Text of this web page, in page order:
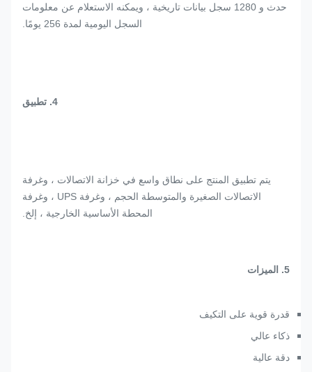
حدث و 1280 سجل بيانات تاريخية ، ويمكنه الاستعلام عن معلومات
السجل اليومية لمدة 256 يومًا.
4. تطبيق
يتم تطبيق المنتج على نطاق واسع في خزانة الاتصالات ، وغرفة
الاتصالات الصغيرة والمتوسطة الحجم ، وغرفة UPS ، وغرفة
المحطة الأساسية الخارجية ، إلخ.
5. الميزات
قدرة قوية على التكيف
ذكاء عالي
دقة عالية